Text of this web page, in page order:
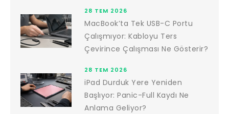
28 TEM 2026
MacBook’ta Tek USB-C Portu
Çalışmıyor: Kabloyu Ters
Çevirince Çalışması Ne Gösterir?
28 TEM 2026
iPad Durduk Yere Yeniden
Başlıyor: Panic-Full Kaydı Ne
Anlama Geliyor?